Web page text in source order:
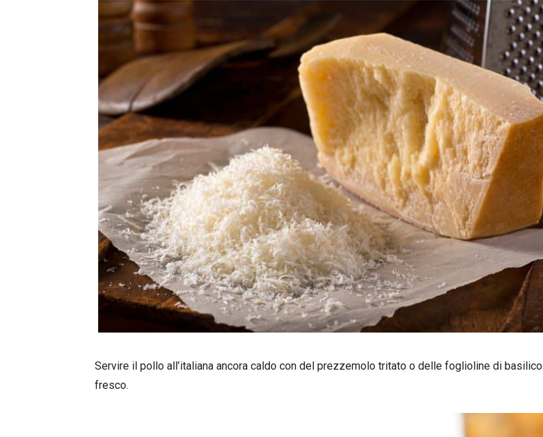
Servire il pollo all’italiana ancora caldo con del prezzemolo tritato o delle foglioline di basilico
fresco.